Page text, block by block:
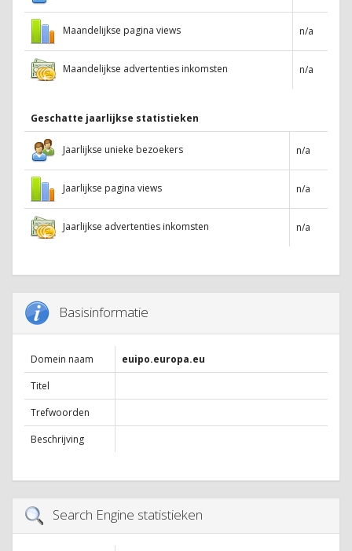
Maandelijkse pagina views n/a
Maandelijkse advertenties inkomsten n/a
Geschatte jaarlijkse statistieken
Jaarlijkse unieke bezoekers n/a
Jaarlijkse pagina views n/a
Jaarlijkse advertenties inkomsten n/a
Basisinformatie
Domein naam
euipo.europa.eu
Titel
Trefwoorden
Beschrijving
Search Engine statistieken